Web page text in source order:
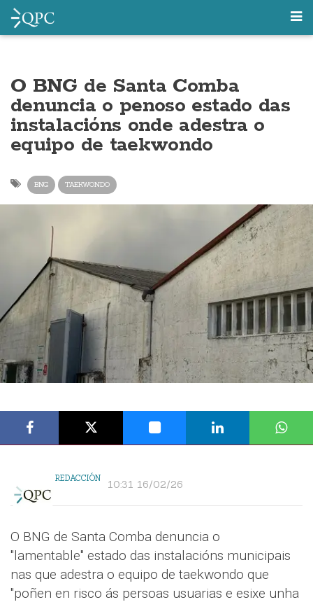
O BNG de Santa Comba
denuncia o penoso estado das
instalacións onde adestra o
equipo de taekwondo
BNG TAEKWONDO
REDACCIÓN 10:31 16/02/26
O BNG de Santa Comba denuncia o
"lamentable" estado das instalacións municipais
nas que adestra o equipo de taekwondo que
"poñen en risco ás persoas usuarias e esixe unha